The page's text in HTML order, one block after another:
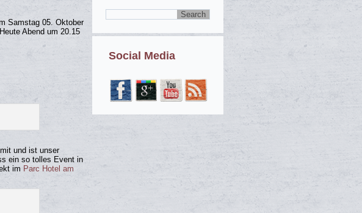
Samstag 05. Oktober
Abend um 20.15
und ist unser
ein so tolles Event in
im Parc Hotel am
Social Media